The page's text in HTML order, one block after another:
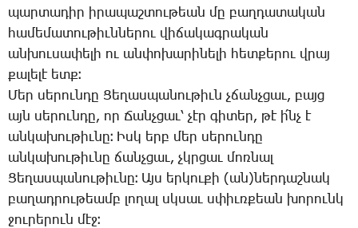
պար­տա­դիր ի­րա­պաշ­տու­թեան մը բաղ­դա­տա­կան
հա­մե­մա­տու­թիւն­նե­րու վի­ճա­կագ­րա­կան
ան­խու­սա­փե­լի ու ան­փո­խա­րի­նե­լի հետ­քե­րու վրայ
քա­լե­լէ ետք։
­Մեր սե­րուն­դը ­Ցե­ղաս­պա­նու­թիւն չճանչ­ցաւ, բայց
այն սե­րուն­դը, որ ­Ճանչ­ցաւ՝ չէր գի­տեր, թէ ի՛նչ է
ան­կա­խու­թիւ­նը։ Իսկ երբ մեր սե­րուն­դը
ան­կա­խու­թիւ­նը ճանչ­ցաւ, չկրցաւ մոռ­նալ
­Ցե­ղաս­պա­նու­թիւ­նը։ Այս եր­կու­քի (ան)ներ­դաշ­նակ
բա­ղադ­րու­թեամբ լո­ղալ սկսաւ սփիւռ­քեան խո­րունկ
ջու­րե­րուն մէջ։